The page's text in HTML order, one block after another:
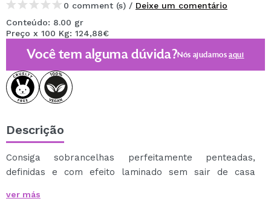
0 comment (s) / Deixe um comentário
Conteúdo: 8.00 gr
Preço x 100 Kg: 124,88€
Você tem alguma dúvida?Nós ajudamosaqui
Descrição
Consiga sobrancelhas perfeitamente penteadas,
definidas e com efeito laminado sem sair de casa
Sua fórmula, enriquecida com cafeína, aloe vera e
ver más